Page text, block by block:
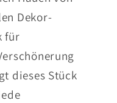
Dekor-
für
dieses Stück